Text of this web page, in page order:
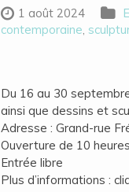
1 août 2024
contemporaine,
Du 16 au 30
ainsi que dessins et
Adresse : Grand-rue
Ouverture de 10
Entrée libre
Plus d’informations :